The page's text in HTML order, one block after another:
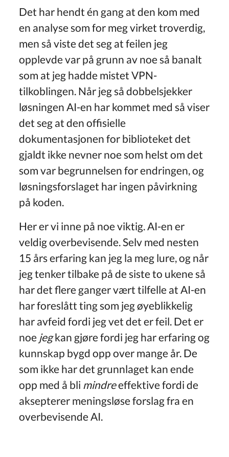
Det har hendt én gang at den kom med
en analyse som for meg virket troverdig,
men så viste det seg at feilen jeg
opplevde var på grunn av noe så banalt
som at jeg hadde mistet VPN-
tilkoblingen. Når jeg så dobbelsjekker
løsningen AI-en har kommet med så viser
det seg at den offisielle
dokumentasjonen for biblioteket det
gjaldt ikke nevner noe som helst om det
som var begrunnelsen for endringen, og
løsningsforslaget har ingen påvirkning
på koden.
Her er vi inne på noe viktig. AI-en er
veldig overbevisende. Selv med nesten
15 års erfaring kan jeg la meg lure, og når
jeg tenker tilbake på de siste to ukene så
har det flere ganger vært tilfelle at AI-en
har foreslått ting som jeg øyeblikkelig
har avfeid fordi jeg vet det er feil. Det er
noe jegkan gjøre fordi jeg har erfaring og
kunnskap bygd opp over mange år. De
som ikke har det grunnlaget kan ende
opp med å bli mindreeffektive fordi de
aksepterer meningsløse forslag fra en
overbevisende AI.